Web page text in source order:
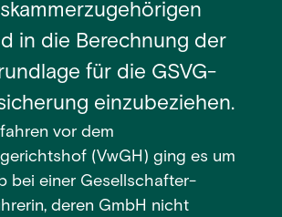
in die Berechnung der
für die GSVG-
einzubeziehen.
vor dem
(VwGH) ging es um
bei einer Gesellschafter-
deren GmbH nicht